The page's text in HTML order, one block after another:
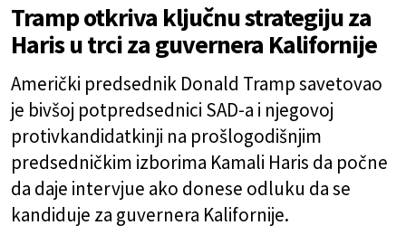
Tramp otkriva ključnu strategiju za
Haris u trci za guvernera Kalifornije
Američki predsednik Donald Tramp savetovao
je bivšoj potpredsednici SAD-a i njegovoj
protivkandidatkinji na prošlogodišnjim
predsedničkim izborima Kamali Haris da počne
da daje intervjue ako donese odluku da se
kandiduje za guvernera Kalifornije.